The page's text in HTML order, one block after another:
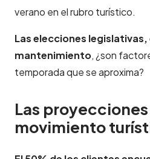
verano en el rubro turístico.
Las elecciones
mantenimiento, ¿son
temporada que se aproxima?
Las
movimiento